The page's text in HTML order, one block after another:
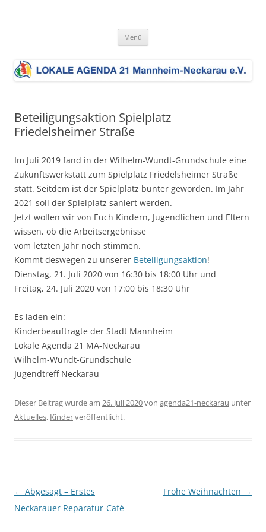
e.V.
Entwicklung im Stadtbezirk ein. Dem liegt die Umsetzung der Charta
Zukunftsbeständigkeit zugrunde.
Menü
Beteiligungsaktion Spielplatz
Friedelsheimer Straße
Im Juli 2019 fand in der Wilhelm-Wundt-Grundschule eine
Zukunftswerkstatt zum Spielplatz Friedelsheimer Straße
statt. Seitdem ist der Spielplatz bunter geworden. Im Jahr
2021 soll der Spielplatz saniert werden.
Jetzt wollen wir von Euch Kindern, Jugendlichen und Eltern
wissen, ob die Arbeitsergebnisse
vom letzten Jahr noch stimmen.
Kommt deswegen zu unserer Beteiligungsaktion!
Dienstag, 21. Juli 2020 von 16:30 bis 18:00 Uhr und
Freitag, 24. Juli 2020 von 17:00 bis 18:30 Uhr
Es laden ein:
Kinderbeauftragte der Stadt Mannheim
Lokale Agenda 21 MA-Neckarau
Wilhelm-Wundt-Grundschule
Jugendtreff Neckarau
Dieser Beitrag wurde am 26. Juli 2020von agenda21-neckarau unter
Aktuelles, Kinderveröffentlicht.
Beitragsnavigation
← Abgesagt – Erstes
Neckarauer Reparatur-Café
Frohe Weihnachten →